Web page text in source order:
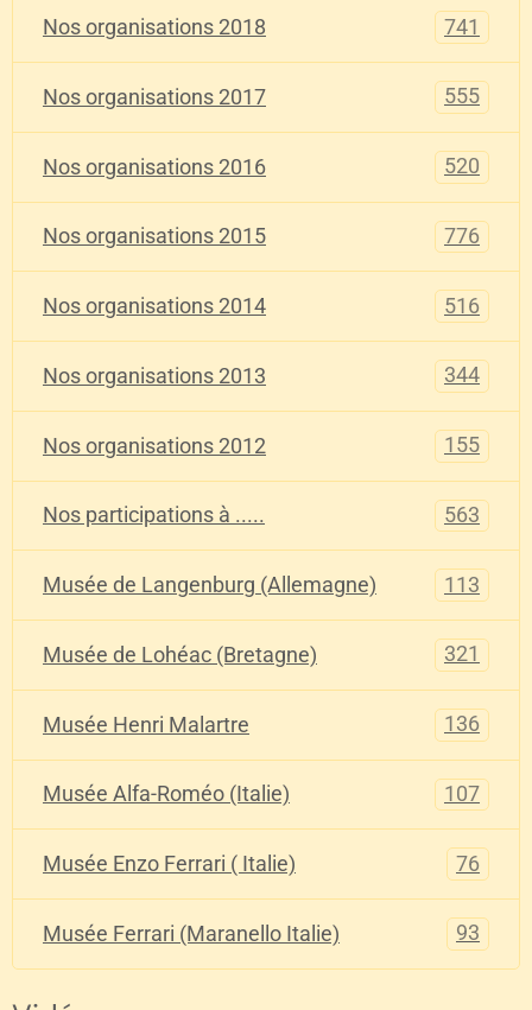
Nos organisations 2018 741
Nos organisations 2017 555
Nos organisations 2016 520
Nos organisations 2015 776
Nos organisations 2014 516
Nos organisations 2013 344
Nos organisations 2012 155
Nos participations à ..... 563
Musée de Langenburg (Allemagne) 113
Musée de Lohéac (Bretagne) 321
Musée Henri Malartre 136
Musée Alfa-Roméo (Italie) 107
Musée Enzo Ferrari ( Italie) 76
Musée Ferrari (Maranello Italie) 93